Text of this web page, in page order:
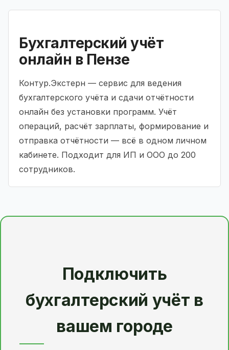
Бухгалтерский учёт
онлайн в Пензе
Контур.Экстерн — сервис для ведения
бухгалтерского учёта и сдачи отчётности
онлайн без установки программ. Учёт
операций, расчёт зарплаты, формирование и
отправка отчётности — всё в одном личном
кабинете. Подходит для ИП и ООО до 200
сотрудников.
Подключить
бухгалтерский учёт в
вашем городе